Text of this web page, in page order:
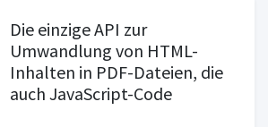
Die einzige API zur
Umwandlung von HTML-
Inhalten in PDF-Dateien, die
auch JavaScript-Code